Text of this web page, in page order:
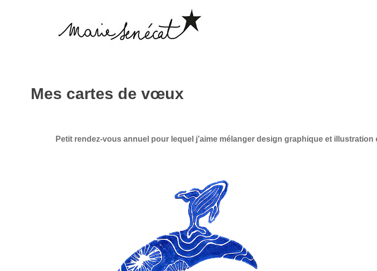
Mes cartes de vœux
Petit rendez-vous annuel pour lequel j’aime mélanger design graphique et